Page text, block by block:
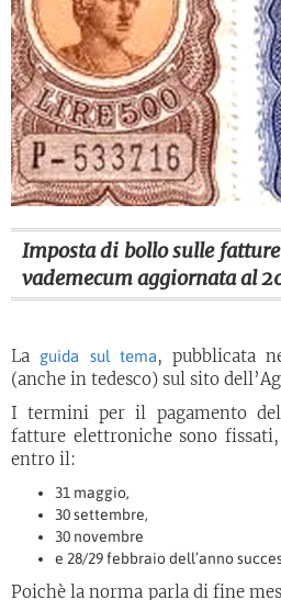
Imposta di bollo sulle
vademecum aggiornata al
La guida sul tema, pubblicata
(anche in tedesco) sul sito
I termini per il pagamento
fatture elettroniche sono
entro il:
31 maggio,
30 settembre,
30 novembre
e 28/29 febbraio dell’anno
Poichè la norma parla di fine